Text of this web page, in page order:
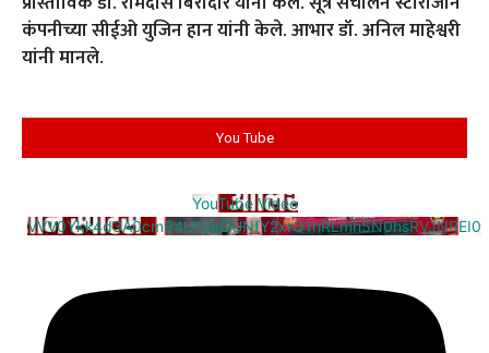
कंपनीच्या सीईओ युजिन हान यांनी केले. आभार डॉ. अनिल माहेश्वरी
यांनी मानले.
You Tube
YouTube Video
VVV0Ykk4d3A0cm94U1VaQUNfY2xrQ1hRLmh5N0hsRVJNREI0